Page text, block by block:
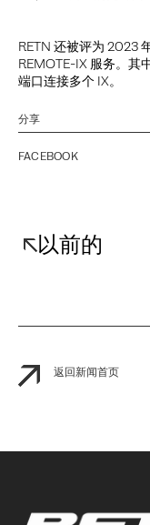
RETN 还被评为 2023
REMOTE-IX 服务。其
端口连接多个 IX。
分享
FACEBOOK
以前的
返回新闻首页